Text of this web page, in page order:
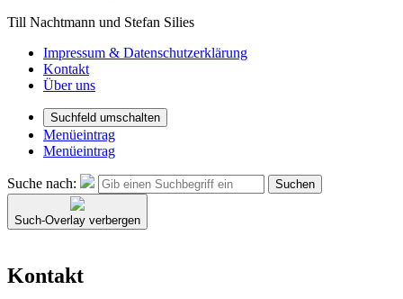
Till Nachtmann und Stefan Silies
Impressum & Datenschutzerklärung
Kontakt
Über uns
Suchfeld umschalten
Menüeintrag
Menüeintrag
Suche nach: Suchen
Such-Overlay verbergen
Kontakt